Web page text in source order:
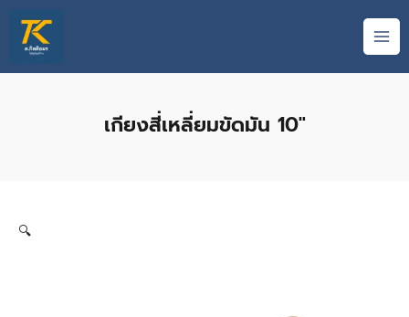
content
เกียงสี่เหลี่ยมขัดมัน 10″
🔍